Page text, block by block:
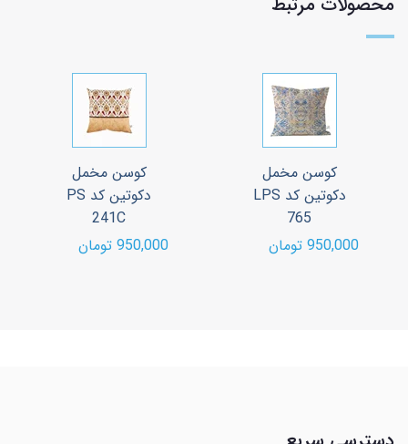
کوسن مخمل
دکوتین کد LPS
765
950,000 تومان
کوسن مخمل
دکوتین کد PS
241C
950,000 تومان